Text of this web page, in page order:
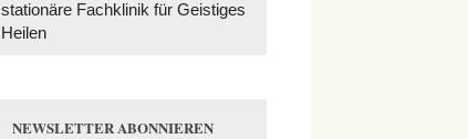
stationäre Fachklinik für Geistiges
Heilen
NEWSLETTER ABONNIEREN